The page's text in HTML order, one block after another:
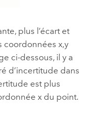
plus l’écart et
coordonnées x,y
ci-dessous, il y a
d’incertitude dans
est plus
x du point.